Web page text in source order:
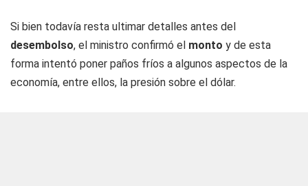
Si bien todavía resta ultimar detalles antes del
desembolso, el ministro confirmó el monto y de esta
forma intentó poner paños fríos a algunos aspectos de la
economía, entre ellos, la presión sobre el dólar.